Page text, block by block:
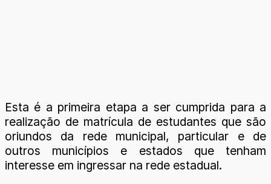
Esta é a primeira etapa a ser cumprida para a
realização de matrícula de estudantes que são
oriundos da rede municipal, particular e de
outros municípios e estados que tenham
interesse em ingressar na rede estadual.